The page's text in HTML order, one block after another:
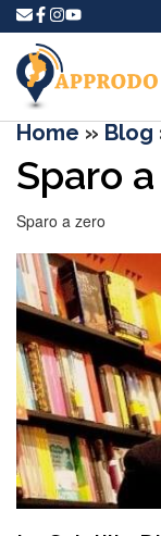
Home » Blog
Sparo
Sparo a zero